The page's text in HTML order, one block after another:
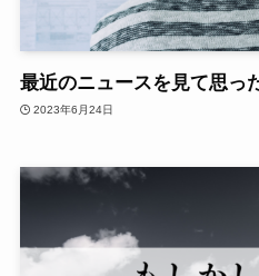
最近のニュースを見て思っ
2023年6月24日